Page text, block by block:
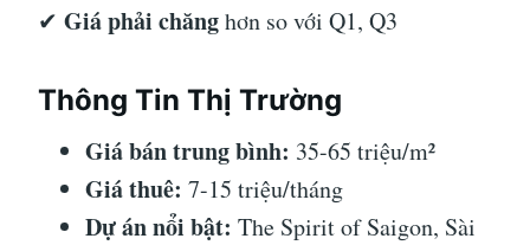
✔ Giá phải chănghơn so với Q1, Q3
Thông Tin Thị Trường
Giá bán trung bình: 35-65 triệu/m²
Giá thuê: 7-15 triệu/tháng
Dự án nổi bật: The Spirit of Saigon, Sài